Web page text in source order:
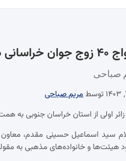
قم
صباحی
مریم صباحی
سید اسماعیل حسینی مقدم، معاون
هیئت‌ها و خانواده‌های مذهبی به